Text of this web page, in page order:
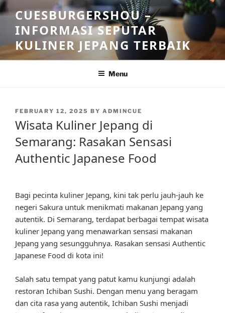
Skip
to
content
CUESBURGERSHOU –
INFORMASI SEPUTAR
KULINER JEPANG TERBAIK
Menu
POSTED
FEBRUARY 12, 2025 BY ADMINCUE
Wisata Kuliner Jepang di
Semarang: Rasakan Sensasi
Authentic Japanese Food
Bagi pecinta kuliner Jepang, kini tak perlu jauh-jauh ke
negeri Sakura untuk menikmati makanan Jepang yang
autentik. Di Semarang, terdapat berbagai tempat wisata
kuliner Jepang yang menawarkan sensasi makanan
Jepang yang sesungguhnya. Rasakan sensasi Authentic
Japanese Food di kota ini!
Salah satu tempat yang patut kamu kunjungi adalah
restoran Ichiban Sushi. Dengan menu yang beragam
dan cita rasa yang autentik, Ichiban Sushi menjadi